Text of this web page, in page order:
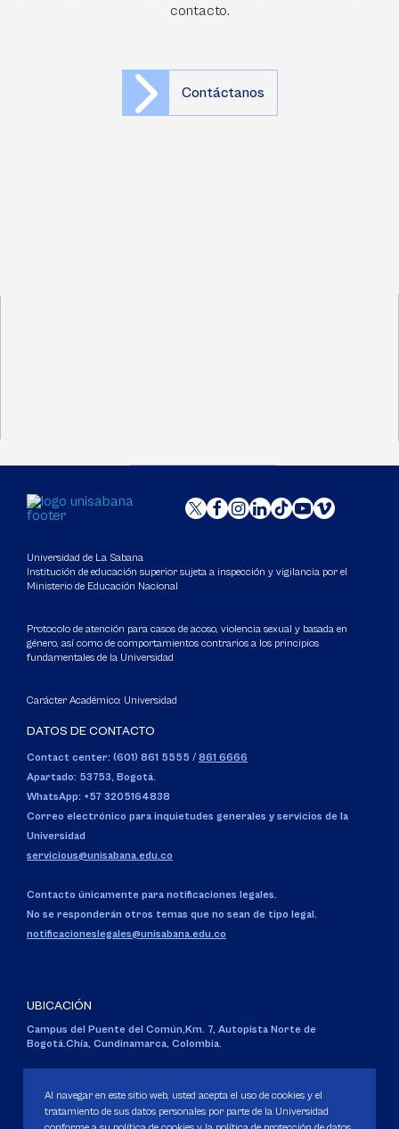
contacto.
Contáctanos
Universidad de La Sabana
Institución de educación superior sujeta a inspección y vigilancia por el
Ministerio de Educación Nacional
Protocolo de atención para casos de acoso, violencia sexual y basada en
género, así como de comportamientos contrarios a los principios
fundamentales de la Universidad
Carácter Académico: Universidad
DATOS DE CONTACTO
Contact center: (601) 861 5555 / 861 6666
Apartado: 53753, Bogotá.
WhatsApp: +57 3205164838
Correo electrónico para inquietudes generales y servicios de la
Universidad
servicious@unisabana.edu.co
Contacto únicamente para notificaciones legales.
No se responderán otros temas que no sean de tipo legal.
notificacioneslegales@unisabana.edu.co
UBICACIÓN
Campus del Puente del Común,Km. 7, Autopista Norte de
Bogotá.Chía, Cundinamarca, Colombia.
Personería Jurídica:Resolución 130 del 14 de enero de 1980.
Ministerio de Educación Nacional.
Al navegar en este sitio web, usted acepta el uso de cookies y el
tratamiento de sus datos personales por parte de la Universidad